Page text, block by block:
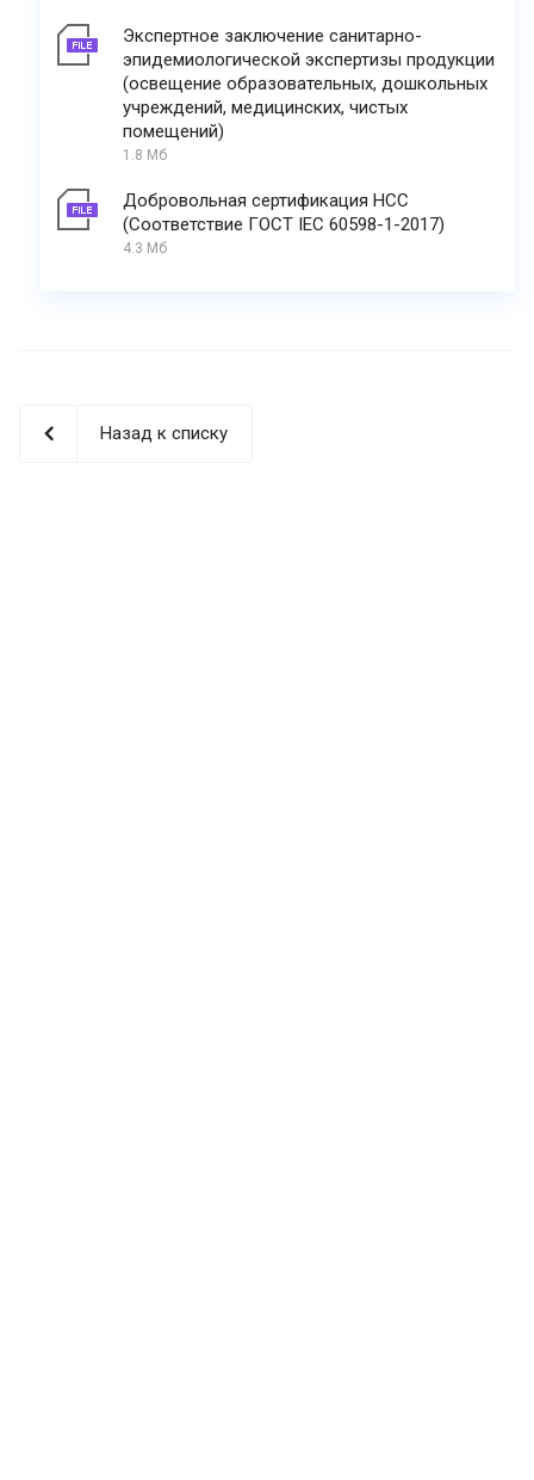
Экспертное заключение санитарно-
эпидемиологической экспертизы продукции
(освещение образовательных, дошкольных
учреждений, медицинских, чистых
помещений)
1.8 Мб
Добровольная сертификация НСС
(Соответствие ГОСТ IEC 60598-1-2017)
4.3 Мб
Назад к списку